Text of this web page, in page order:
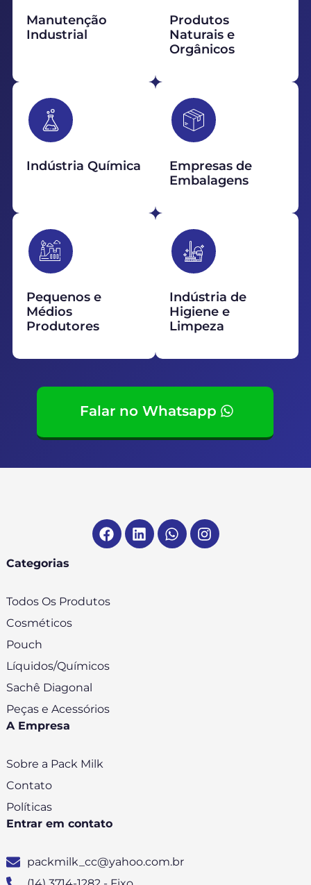
Manutenção
Industrial
Produtos
Naturais e
Orgânicos
Indústria Química
Empresas de
Embalagens
Pequenos e
Médios
Produtores
Indústria de
Higiene e
Limpeza
Falar no Whatsapp
Categorias
Todos Os Produtos
Cosméticos
Pouch
Líquidos/Químicos
Sachê Diagonal
Peças e Acessórios
A Empresa
Sobre a Pack Milk
Contato
Políticas
Entrar em contato
packmilk_cc@yahoo.com.br